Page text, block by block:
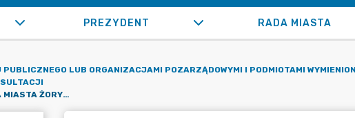
PREZYDENT RADA MIASTA
LUB ORGANIZACJAMI POZARZĄDOWYMI I PODMIOTAMI
OGŁOSZENIE PREZYDENTA MIASTA ŻORY O PROWADZENIU KONSULTACJI PROJEKTU UCHWAŁY W SPRAWIE ZMIANY UCHWAŁY NR 500/XLVII/14 Z 29.05.2014R. W SPRAWIE UTWORZENIA ŻORSKIEJ RADY SENIORÓW